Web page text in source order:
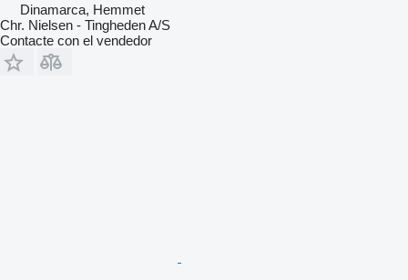
Dinamarca, Hemmet
Chr. Nielsen - Tingheden A/S
Contacte con el vendedor